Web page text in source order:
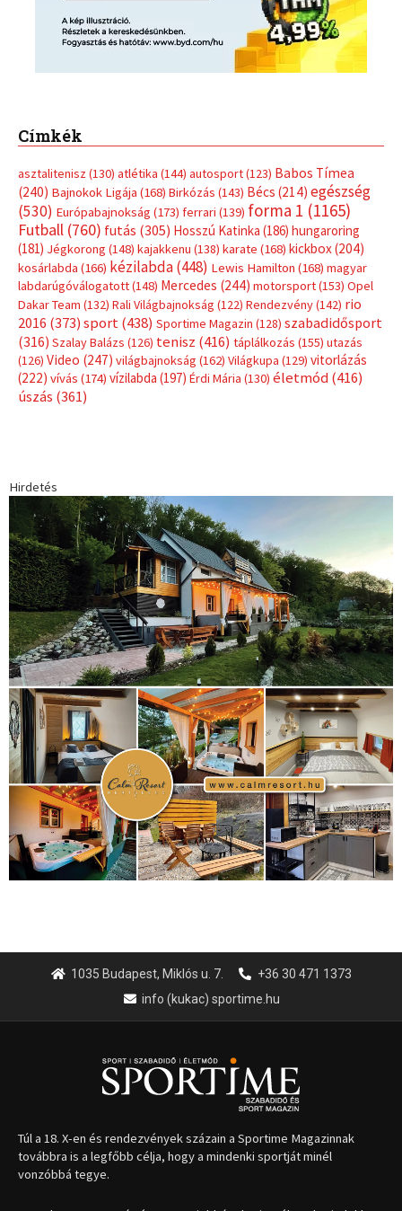
Címkék
asztalitenisz (130) atlétika (144) autosport(123) Babos Tímea
(240) Bajnokok Ligája (168) Birkózás (143) Bécs (214) egészség
(530) Európabajnokság (173) ferrari (139) forma 1 (1165)
Futball (760) futás (305) Hosszú Katinka (186) hungaroring
(181) Jégkorong (148) kajakkenu (138) karate (168) kickbox(204)
kosárlabda (166) kézilabda(448) Lewis Hamilton (168) magyar
labdarúgóválogatott(148) Mercedes (244) motorsport(153) Opel
Dakar Team (132) Rali Világbajnokság (122) Rendezvény(142) rio
2016 (373) sport(438) Sportime Magazin (128) szabadidősport
(316) Szalay Balázs (126) tenisz (416) táplálkozás (155) utazás
(126) Video (247) világbajnokság (162) Világkupa (129) vitorlázás
(222) vívás (174) vízilabda (197) Érdi Mária (130) életmód(416)
úszás (361)
Hirdetés
1035 Budapest, Miklós u. 7.
+36 30 471 1373
info (kukac) sportime.hu
Túl a 18. X-en és rendezvények százain a Sportime Magazinnak
továbbra is a legfőbb célja, hogy a mindenki sportját minél
vonzóbbá tegye.